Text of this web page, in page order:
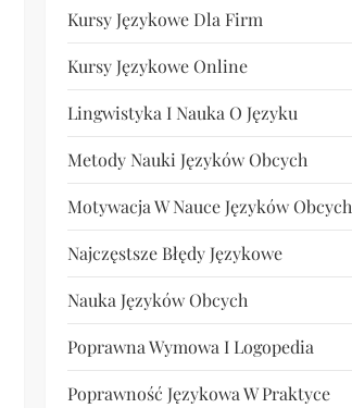
Kursy Językowe Dla Firm
Kursy Językowe Online
Lingwistyka I Nauka O Języku
Metody Nauki Języków Obcych
Motywacja W Nauce Języków Obcych
Najczęstsze Błędy Językowe
Nauka Języków Obcych
Poprawna Wymowa I Logopedia
Poprawność Językowa W Praktyce